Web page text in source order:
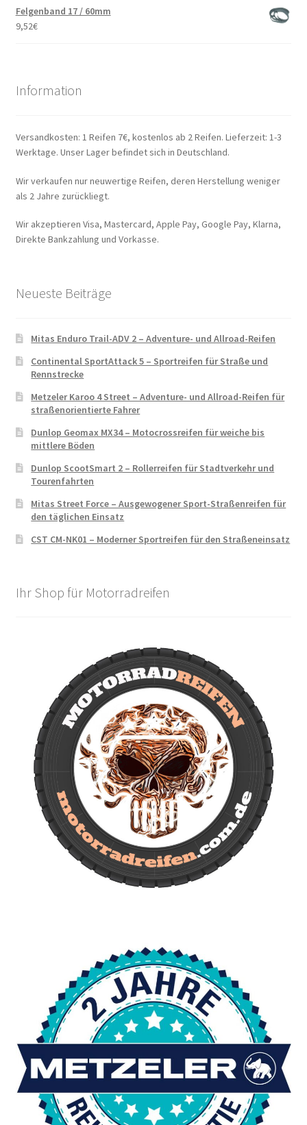
Felgenband 17 / 60mm
9,52€
Information
Versandkosten: 1 Reifen 7€, kostenlos ab 2 Reifen. Lieferzeit: 1-3
Werktage. Unser Lager befindet sich in Deutschland.
Wir verkaufen nur neuwertige Reifen, deren Herstellung weniger
als 2 Jahre zurückliegt.
Wir akzeptieren Visa, Mastercard, Apple Pay, Google Pay, Klarna,
Direkte Bankzahlung und Vorkasse.
Neueste Beiträge
Mitas Enduro Trail-ADV 2 – Adventure- und Allroad-Reifen
Continental SportAttack 5 – Sportreifen für Straße und
Rennstrecke
Metzeler Karoo 4 Street – Adventure- und Allroad-Reifen für
straßenorientierte Fahrer
Dunlop Geomax MX34 – Motocrossreifen für weiche bis
mittlere Böden
Dunlop ScootSmart 2 – Rollerreifen für Stadtverkehr und
Tourenfahrten
Mitas Street Force – Ausgewogener Sport-Straßenreifen für
den täglichen Einsatz
CST CM-NK01 – Moderner Sportreifen für den Straßeneinsatz
Ihr Shop für Motorradreifen